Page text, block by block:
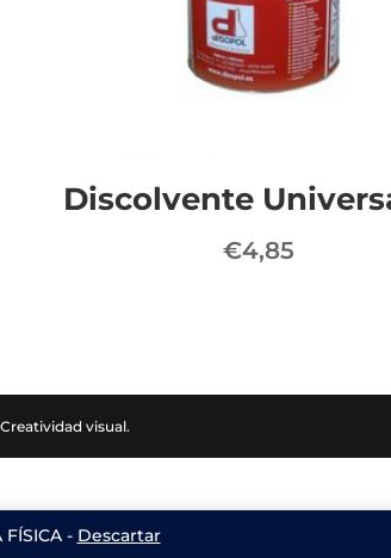
Discolvente
€4,85
visual.
FÍSICA - Descartar